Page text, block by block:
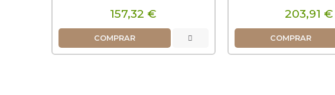
157,32 €
COMPRAR
203,91 €
COMPRAR